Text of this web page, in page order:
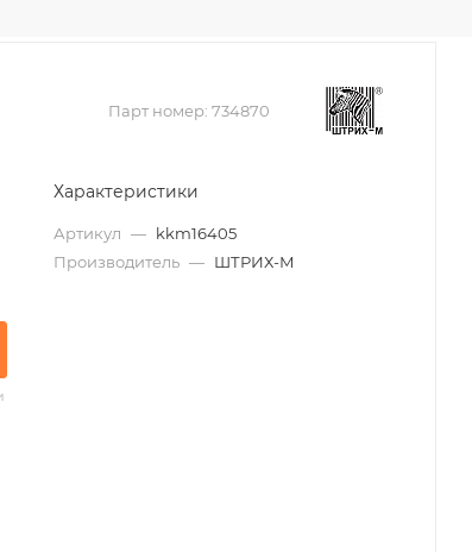
Парт номер: 734870
Характеристики
Артикул — kkm16405
Производитель — ШТРИХ-М